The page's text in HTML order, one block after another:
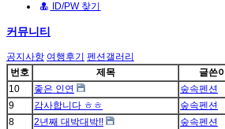
ID/PW 찾기
커뮤니티
공지사항 여행후기 펜션갤러리
번호
제목 글쓴이
10
좋은 인연 숲속펜션
9
감사합니다 ㅎㅎ 숲속펜션
8
2년째 대박대박!! 숲속펜션